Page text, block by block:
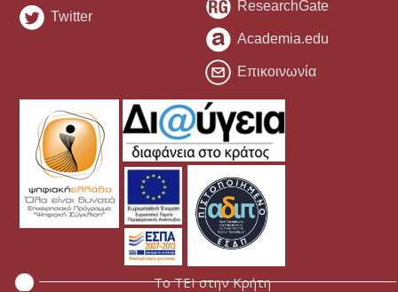
Twitter
ResearchGate
Academia.edu
Επικοινωνία
Το ΤΕΙ στην Κρήτη